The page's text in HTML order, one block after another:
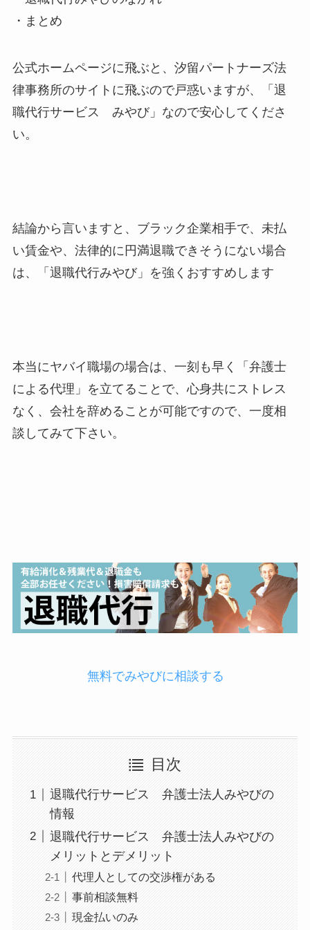
・まとめ
公式ホームページに飛ぶと、汐留パートナーズ法
律事務所のサイトに飛ぶので戸惑いますが、
「退
職代行サービス みやび」 なので安心してくださ
い。
結論から言いますと、 ブラック企業相手で、未払
い賃金や、法律的に円満退職できそうにない場合
は、「退職代行みやび」を強くおすすめ します
本当にヤバイ職場の場合は、一刻も早く「弁護士
による代理」を立てることで、心身共にストレス
なく、会社を辞めることが可能ですので、一度相
談してみて下さい。
無料でみやびに相談する
目次
退職代行サービス 弁護士法人みやびの
情報
退職代行サービス 弁護士法人みやびの
メリットとデメリット
代理人としての交渉権がある
事前相談無料
現金払いのみ